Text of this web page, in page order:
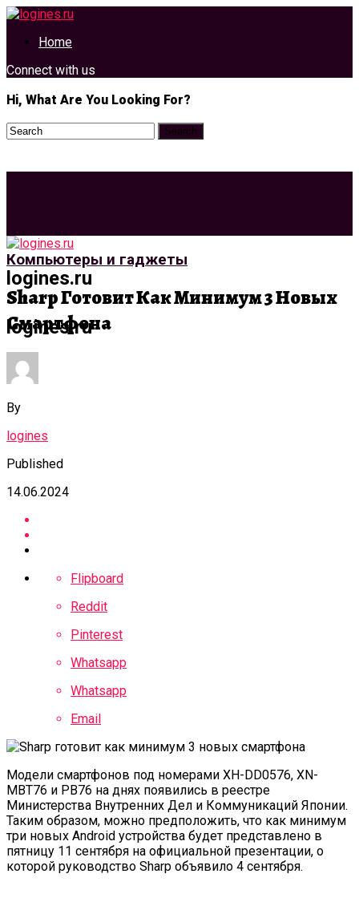
Home
Connect with us
Hi, What Are You Looking For?
logines.ru
logines.ru
Компьютеры и гаджеты
Sharp Готовит Как Минимум 3 Новых
Смартфона
By
logines
Published
14.06.2024
Flipboard
Reddit
Pinterest
Whatsapp
Whatsapp
Email
Модели смартфонов под номерами XH-DD0576, XN-
MBT76 и PB76 на днях появились в реестре
Министерства Внутренних Дел и Коммуникаций Японии.
Таким образом, можно предположить, что как минимум
три новых Android устройства будет представлено в
пятницу 11 сентября на официальной презентации, о
которой руководство Sharp объявило 4 сентября.